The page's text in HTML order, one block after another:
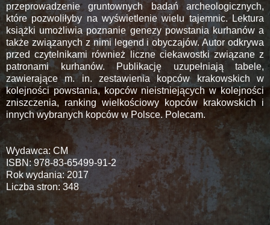
przeprowadzenie gruntownych badań archeologicznych,
które pozwoliłyby na wyświetlenie wielu tajemnic. Lektura
książki umożliwia poznanie genezy powstania kurhanów a
także związanych z nimi legend i obyczajów. Autor odkrywa
przed czytelnikami również liczne ciekawostki związane z
patronami kurhanów. Publikację uzupełniają tabele,
zawierające m. in. zestawienia kopców krakowskich w
kolejności powstania, kopców nieistniejących w kolejności
zniszczenia, ranking wielkościowy kopców krakowskich i
innych wybranych kopców w Polsce. Polecam.
Wydawca: CM
ISBN: 978-83-65499-91-2
Rok wydania: 2017
Liczba stron: 348